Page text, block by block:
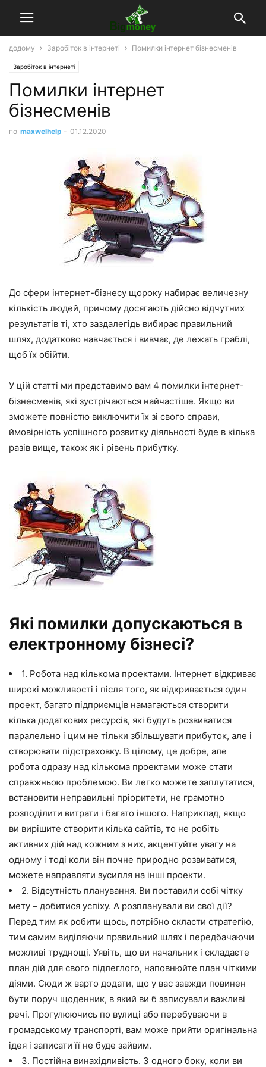
додому Заробіток в інтернеті Помилки інтернет бізнесменів
Заробіток в інтернеті
Помилки інтернет
бізнесменів
по maxwelhelp - 01.12.2020
До сфери інтернет-бізнесу щороку набирає величезну
кількість людей, причому досягають дійсно відчутних
результатів ті, хто заздалегідь вибирає правильний
шлях, додатково навчається і вивчає, де лежать граблі,
щоб їх обійти.
У цій статті ми представимо вам 4 помилки інтернет-
бізнесменів, які зустрічаються найчастіше. Якщо ви
зможете повністю виключити їх зі свого справи,
ймовірність успішного розвитку діяльності буде в кілька
разів вище, також як і рівень прибутку.
Які помилки допускаються в
електронному бізнесі?
1. Робота над кількома проектами. Інтернет відкриває
широкі можливості і після того, як відкривається один
проект, багато підприємців намагаються створити
кілька додаткових ресурсів, які будуть розвиватися
паралельно і цим не тільки збільшувати прибуток, але і
створювати підстраховку. В цілому, це добре, але
робота одразу над кількома проектами може стати
справжньою проблемою. Ви легко можете заплутатися,
встановити неправильні пріоритети, не грамотно
розподілити витрати і багато іншого. Наприклад, якщо
ви вирішите створити кілька сайтів, то не робіть
активних дій над кожним з них, акцентуйте увагу на
одному і тоді коли він почне природно розвиватися,
можете направляти зусилля на інші проекти.
2. Відсутність планування. Ви поставили собі чітку
мету – добитися успіху. А розпланували ви свої дії?
Перед тим як робити щось, потрібно скласти стратегію,
тим самим виділяючи правильний шлях і передбачаючи
можливі труднощі. Уявіть, що ви начальник і складаєте
план дій для свого підлеглого, наповнюйте план чіткими
діями. Сюди ж варто додати, що у вас завжди повинен
бути поруч щоденник, в який ви б записували важливі
речі. Прогулюючись по вулиці або перебуваючи в
громадському транспорті, вам може прийти оригінальна
ідея і записати її не буде зайвим.
3. Постійна винахідливість. З одного боку, коли ви